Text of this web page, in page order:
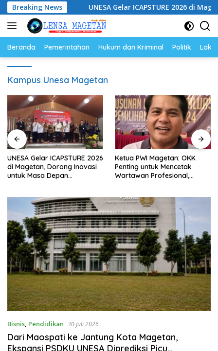
Langsung
ke
konten
Breaking NewsUNESA Gelar ICAPSTURE 2026 di Magetan,
Beranda Pemerintahan Hukum dan Kriminal Politik
Kampus Unesa Magetan
UNESA Gelar ICAPSTURE 2026
di Magetan, Dorong Inovasi
untuk Masa Depan
Ketua PWI Magetan: OKK
Penting untuk Mencetak
Wartawan Profesional,
Bisnis, Pendidikan 30 Juli 2026
Dari Maospati ke Jantung Kota Magetan,
Ekspansi PSDKU UNESA Diprediksi Picu